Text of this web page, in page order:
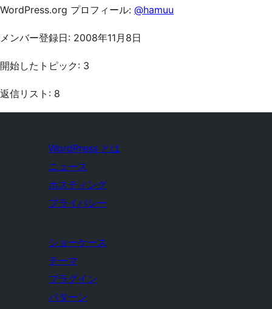
WordPress.org プロフィール: @hamuu
メンバー登録日: 2008年11月8日
開始したトピック: 3
返信リスト: 8
WordPress とは
ニュース
ホスティング
プライバシー
ショーケース
テーマ
プラグイン
パターン